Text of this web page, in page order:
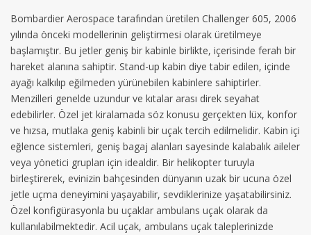
Bombardier Aerospace tarafından üretilen Challenger 605, 2006
yılında önceki modellerinin geliştirmesi olarak üretilmeye
başlamıştır. Bu jetler geniş bir kabinle birlikte, içerisinde ferah bir
hareket alanına sahiptir. Stand-up kabin diye tabir edilen, içinde
ayağı kalkılıp eğilmeden yürünebilen kabinlere sahiptirler.
Menzilleri genelde uzundur ve kıtalar arası direk seyahat
edebilirler. Özel jet kiralamada söz konusu gerçekten lüx, konfor
ve hızsa, mutlaka geniş kabinli bir uçak tercih edilmelidir. Kabin içi
eğlence sistemleri, geniş bagaj alanları sayesinde kalabalık aileler
veya yönetici grupları için idealdir. Bir helikopter turuyla
birleştirerek, evinizin bahçesinden dünyanın uzak bir ucuna özel
jetle uçma deneyimini yaşayabilir, sevdiklerinize yaşatabilirsiniz.
Özel konfigürasyonla bu uçaklar ambulans uçak olarak da
kullanılabilmektedir. Acil uçak, ambulans uçak taleplerinizde